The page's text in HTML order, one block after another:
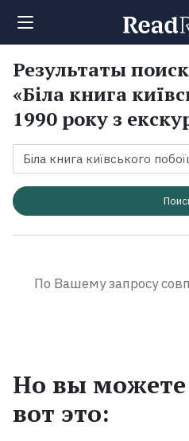
Поиск
Новости
Рейтинги
Экранизации
Результаты
«Біла книга
1990 року з
По Вашему запросу
Но вы можете
вот это: